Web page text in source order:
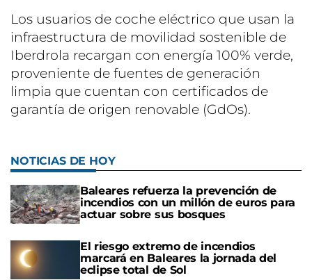
Los usuarios de coche eléctrico que usan la
infraestructura de movilidad sostenible de
Iberdrola recargan con energía 100% verde,
proveniente de fuentes de generación
limpia que cuentan con certificados de
garantía de origen renovable (GdOs).
NOTICIAS DE HOY
Baleares refuerza la prevención de
incendios con un millón de euros para
actuar sobre sus bosques
El riesgo extremo de incendios
marcará en Baleares la jornada del
eclipse total de Sol